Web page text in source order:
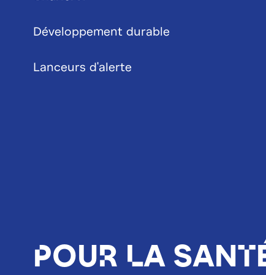
Développement durable
Lanceurs d'alerte
Pour la